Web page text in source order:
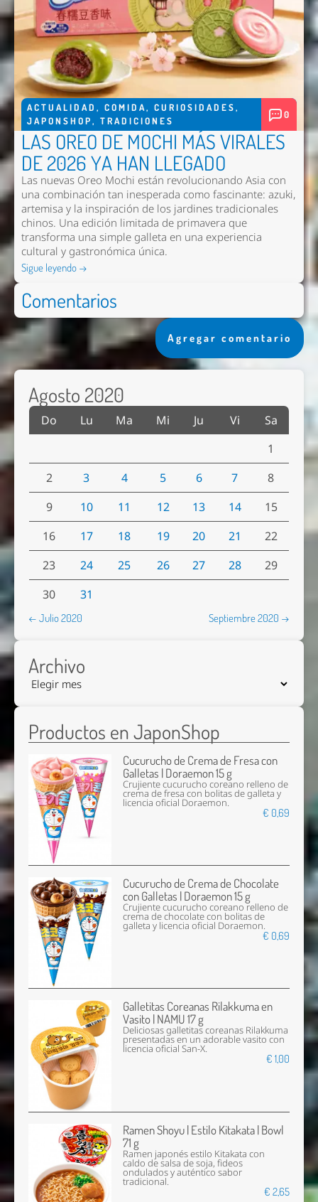
ACTUALIDAD , COMIDA, CURIOSIDADES,
JAPONSHOP, TRADICIONES
0
LAS OREO DE MOCHI MÁS VIRALES
DE 2026 YA HAN LLEGADO
Las nuevas Oreo Mochi están revolucionando Asia con
una combinación tan inesperada como fascinante: azuki,
artemisa y la inspiración de los jardines tradicionales
chinos. Una edición limitada de primavera que
transforma una simple galleta en una experiencia
cultural y gastronómica única.
Sigue leyendo →
Comentarios
Agregar comentario
Agosto 2020
Do Lu Ma Mi Ju Vi
Sa
1
2
3 4 5 6 7
8
9
10 11 12 13 14
15
16
17 18 19 20 21
22
23
24 25 26 27 28
29
30
31
← Julio 2020 Septiembre 2020 →
Archivo
Productos en JaponShop
Cucurucho de Crema de Fresa con
Galletas | Doraemon 15 g
Crujiente cucurucho coreano relleno de
crema de fresa con bolitas de galleta y
licencia oficial Doraemon.
€ 0,69
Cucurucho de Crema de Chocolate
con Galletas | Doraemon 15 g
Crujiente cucurucho coreano relleno de
crema de chocolate con bolitas de
galleta y licencia oficial Doraemon.
€ 0,69
Galletitas Coreanas Rilakkuma en
Vasito | NAMU 17 g
Deliciosas galletitas coreanas Rilakkuma
presentadas en un adorable vasito con
licencia oficial San-X.
€ 1,00
Ramen Shoyu | Estilo Kitakata | Bowl
71 g
Ramen japonés estilo Kitakata con
caldo de salsa de soja, fideos
ondulados y auténtico sabor
tradicional.
€ 2,65